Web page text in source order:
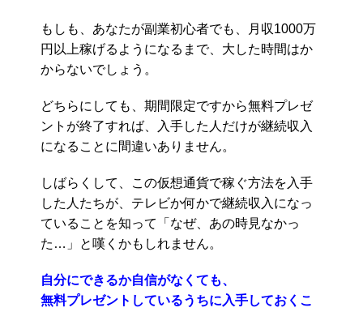
もしも、あなたが副業初心者でも、月収1000万
円以上稼げるようになるまで、大した時間はか
からないでしょう。
どちらにしても、期間限定ですから無料プレゼ
ントが終了すれば、入手した人だけが継続収入
になることに間違いありません。
しばらくして、この仮想通貨で稼ぐ方法を入手
した人たちが、テレビか何かで継続収入になっ
ていることを知って「なぜ、あの時見なかっ
た…」と嘆くかもしれません。
自分にできるか自信がなくても、
無料プレゼントしているうちに入手しておくこ